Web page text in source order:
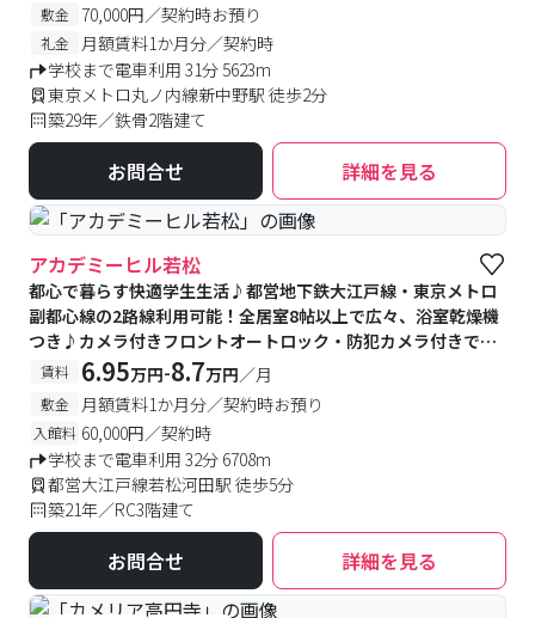
敷金 70,000円／契約時お預り
礼金
月額賃料1か月分／契約時
学校まで電車利用 31分 5623m
東京メトロ丸ノ内線新中野駅 徒歩2分
築29年／鉄骨2階建て
お問合せ 詳細を見る
アカデミーヒル若松
都心で暮らす快適学生生活♪都営地下鉄大江戸線・東京メトロ
副都心線の2路線利用可能！全居室8帖以上で広々、浴室乾燥機
つき♪カメラ付きフロントオートロック・防犯カメラ付きで安
心♪徒歩自転車圏内の学校多数★
賃料 6.95万円-8.7万円／月
敷金 月額賃料1か月分／契約時お預り
入館料 60,000円／契約時
学校まで電車利用 32分 6708m
都営大江戸線若松河田駅 徒歩5分
築21年／RC3階建て
お問合せ 詳細を見る